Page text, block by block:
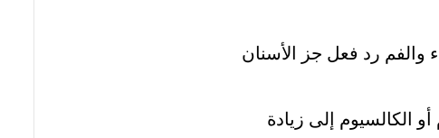
والفم رد فعل جز الأسنان
الكالسيوم إلى زيادة